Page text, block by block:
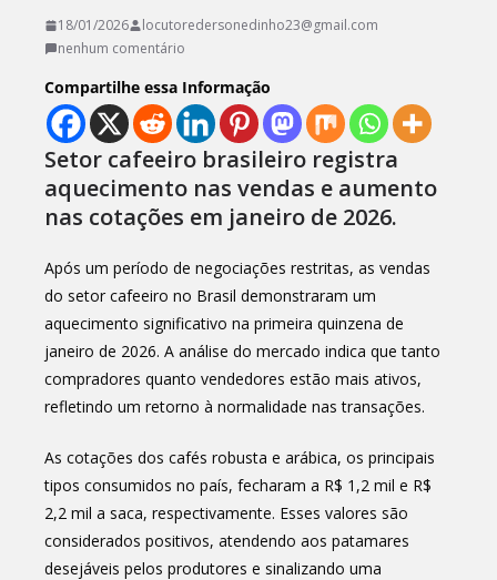
18/01/2026
locutoredersonedinho23@gmail.com
nenhum comentário
Compartilhe essa Informação
Setor cafeeiro brasileiro registra
aquecimento nas vendas e aumento
nas cotações em janeiro de 2026.
Após um período de negociações restritas, as vendas
do setor cafeeiro no Brasil demonstraram um
aquecimento significativo na primeira quinzena de
janeiro de 2026. A análise do mercado indica que tanto
compradores quanto vendedores estão mais ativos,
refletindo um retorno à normalidade nas transações.
As cotações dos cafés robusta e arábica, os principais
tipos consumidos no país, fecharam a R$ 1,2 mil e R$
2,2 mil a saca, respectivamente. Esses valores são
considerados positivos, atendendo aos patamares
desejáveis pelos produtores e sinalizando uma